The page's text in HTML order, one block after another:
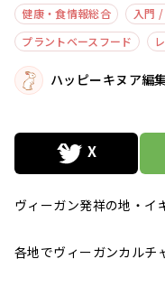
健康・食情報総合 入門
プラントベースフード
ハッピーキヌア編
ヴィーガン発祥の地・イ
各地でヴィーガンカルチ